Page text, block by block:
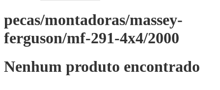
pecas/montadoras/massey-
ferguson/mf-291-4x4/2000
Nenhum produto encontrado